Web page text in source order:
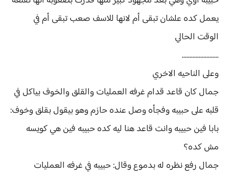
يعمل كده علشان تبقى أم لانها للاسف صعب تبقى أم في
الوقت الحالي
........................
وعلى الناحيه الاخري
جمال كان قاعد قدام غرفه العمليات والقلق والخوف بياكل في
قلبه على حبيبه وفجأه وصل عنده حازم وهو بيقول بقلق وخوف:
بابا فين حبيبه وانت قاعد هنا ليه كده حبيبه فين هي كويسه
مش كده؟
جمال رفع نظره له بدموع وقال: حبيبه في غرفه العمليات